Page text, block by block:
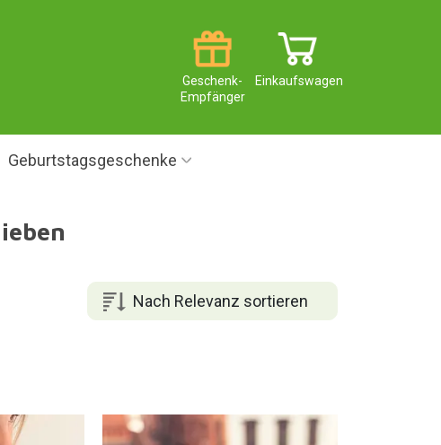
Einkaufswagen
Geschenk-
Empfänger
Geburtstagsgeschenke
Nach Relevanz sortieren